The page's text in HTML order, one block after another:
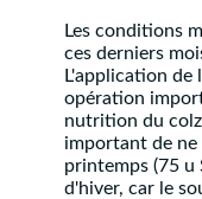
Les conditions
ces derniers
L'application de
opération
nutrition du
important de ne
printemps (75 u
d'hiver, car le